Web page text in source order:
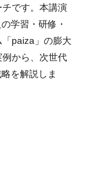
です。本講演
学習・研修・
paiza」の膨大
から、次世代
を解説しま